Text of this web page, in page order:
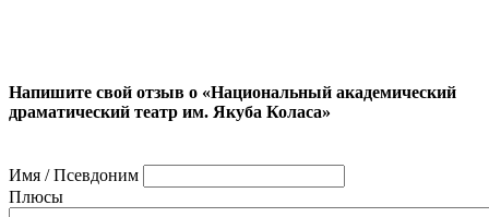
Напишите свой отзыв о «Национальный академический
драматический театр им. Якуба Коласа»
Имя / Псевдоним
Плюсы